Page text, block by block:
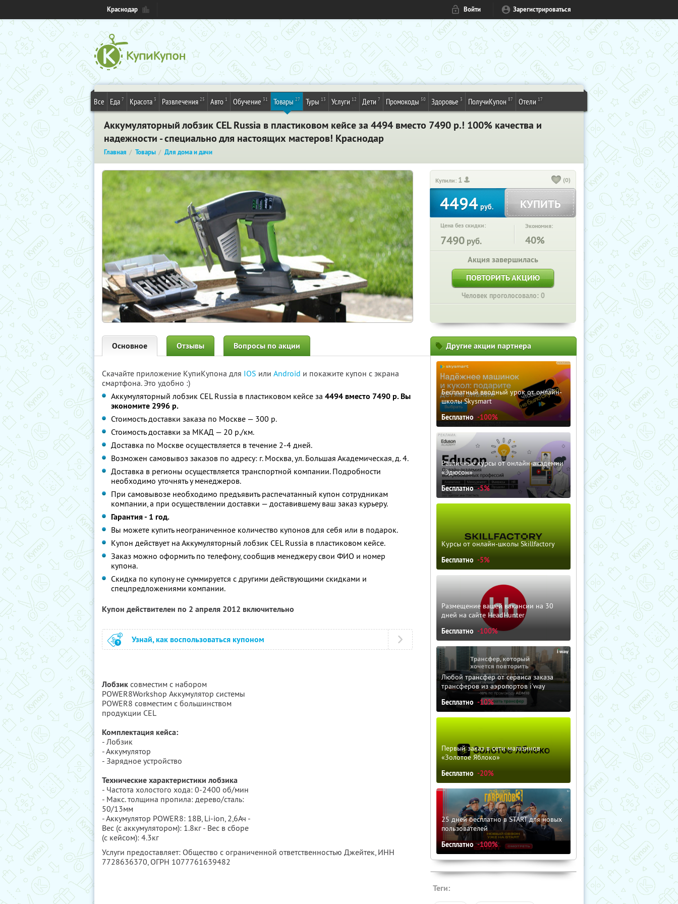
Краснодар Войти Зарегистрироваться
Все Еда 7 Красота 3 Развлечения 25 Авто 1 Обучение 31 Товары 27 Туры 13 Услуги 12 Дети 7 Промокоды 50 Здоровье 3 ПолучиКупон 87 Отели 17
Аккумуляторный лобзик CEL Russia в пластиковом кейсе за 4494 вместо 7490 р.! 100% качества и
надежности - специально для настоящих мастеров! Краснодар
Главная Товары Для дома и дачи
Купили: 1 (0)
4494руб. КУПИТЬ
Цена без скидки:
7490 руб.
Экономия:
40%
Акция завершилась
ПОВТОРИТЬ АКЦИЮ
Человек проголосовало: 0
Основное Отзывы Вопросы по акции
Скачайте приложение КупиКупона для IOS или Android и покажите купон с экрана
смартфона. Это удобно :)
Аккумуляторный лобзик CEL Russia в пластиковом кейсе за 4494 вместо 7490 р. Вы
экономите 2996 р.
Стоимость доставки заказа по Москве — 300 р.
Стоимость доставки за МКАД — 20 р./км.
Доставка по Москве осуществляется в течение 2-4 дней.
Возможен самовывоз заказов по адресу: г. Москва, ул. Большая Академическая, д. 4.
Доставка в регионы осуществляется транспортной компании. Подробности
необходимо уточнять у менеджеров.
При самовывозе необходимо предъявить распечатанный купон сотрудникам
компании, а при осуществлении доставки — доставившему ваш заказ курьеру.
Гарантия - 1 год.
Вы можете купить неограниченное количество купонов для себя или в подарок.
Купон действует на Аккумуляторный лобзик CEL Russia в пластиковом кейсе.
Заказ можно оформить по телефону, сообщив менеджеру свои ФИО и номер
купона.
Скидка по купону не суммируется с другими действующими скидками и
спецпредложениями компании.
Купон действителен по 2 апреля 2012 включительно
Узнай, как воспользоваться купоном
Лобзик совместим с набором
POWER8Workshop Аккумулятор системы
POWER8 совместим с большинством
продукции CEL
Комплектация кейса:
- Лобзик
- Аккумулятор
- Зарядное устройство
Технические характеристики лобзика
- Частота холостого хода: 0-2400 об/мин
- Макс. толщина пропила: дерево/сталь:
50/13мм
- Аккумулятор POWER8: 18В, Li-ion, 2,6Ач -
Вес (с аккумулятором): 1.8кг - Вес в сборе
(с кейсом): 4.3кг
Услуги предоставляет: Общество с ограниченной ответственностью Джейтек, ИНН
7728636370, ОГРН 1077761639482
Другие акции партнера
Бесплатный вводный урок от онлайн-
школы Skysmart
Бесплатно -100%
Различные курсы от онлайн-академии
«Эдюсон»
Бесплатно -5%
Курсы от онлайн-школы Skillfactory
Бесплатно -5%
Размещение вашей вакансии на 30
дней на сайте HeadHunter
Бесплатно -100%
Любой трансфер от сервиса заказа
трансферов из аэропортов i'way
Бесплатно -10%
Первый заказ в сети магазинов
«Золотое Яблоко»
Бесплатно -20%
25 дней бесплатно в START для новых
пользователей
Бесплатно -100%
Теги: